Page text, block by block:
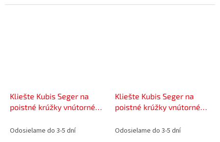
Kliešte Kubis Seger na
poistné krúžky vnútorné
02-03-3518
Odosielame do 3-5 dní
Kliešte Kubis Seger na
poistné krúžky vnútorné
02-03-3519
Odosielame do 3-5 dní